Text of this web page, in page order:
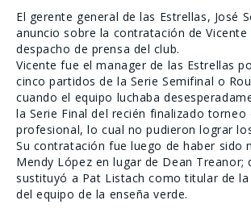
El gerente general de las Estrellas, José
anuncio sobre la contratación de
despacho de prensa del club.
Vicente fue el manager de las Estrellas
cinco partidos de la Serie Semifinal o
cuando el equipo luchaba
la Serie Final del recién finalizado torneo
profesional, lo cual no pudieron lograr
Su contratación fue luego de haber sido
Mendy López en lugar de Dean Treanor;
sustituyó a Pat Listach como titular de
del equipo de la enseña verde.